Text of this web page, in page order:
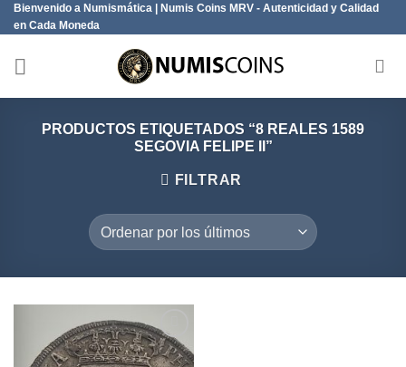
Saltar
al
contenido
Bienvenido a Numismática | Numis Coins MRV - Autenticidad y Calidad
en Cada Moneda
PRODUCTOS ETIQUETADOS “8 REALES 1589
SEGOVIA FELIPE II”
FILTRAR